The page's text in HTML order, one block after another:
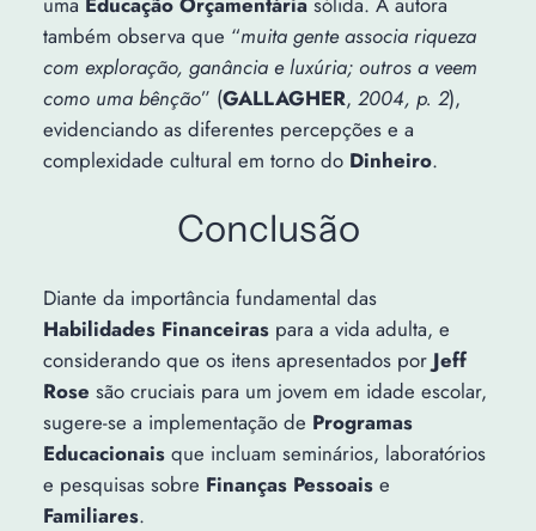
também observa que “muita gente associa riqueza
com exploração, ganância e luxúria; outros a veem
como uma bênção” (GALLAGHER, 2004, p. 2),
evidenciando as diferentes percepções e a
complexidade cultural em torno do Dinheiro.
Conclusão
Diante da importância fundamental das
Habilidades Financeiraspara a vida adulta, e
considerando que os itens apresentados por Jeff
Rose são cruciais para um jovem em idade escolar,
sugere-se a implementação de Programas
Educacionaisque incluam seminários, laboratórios
e pesquisas sobre Finanças Pessoaise
Familiares.